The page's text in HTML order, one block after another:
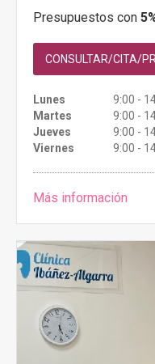
Presupuestos con
CONSULTAR/CITA/
Lunes
9:00 -
Martes
9:00 -
Jueves
9:00 -
Viernes
9:00 -
Más información